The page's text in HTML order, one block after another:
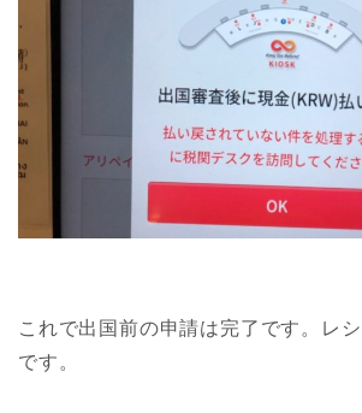
これで出国前の申請は完了です。レ
です。